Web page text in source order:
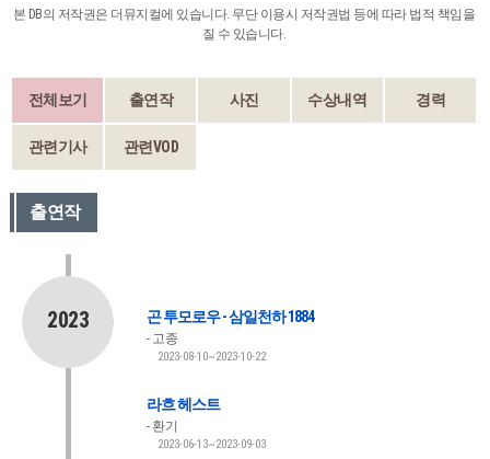
본 DB의 저작권은 더뮤지컬에 있습니다. 무단 이용시 저작권법 등에 따라 법적 책임을
질 수 있습니다.
전체보기 출연작 사진 수상내역 경력
관련기사 관련VOD
출연작
2023 곤 투모로우 - 삼일천하 1884
고종
2023-08-10~2023-10-22
라흐 헤스트
환기
2023-06-13~2023-09-03